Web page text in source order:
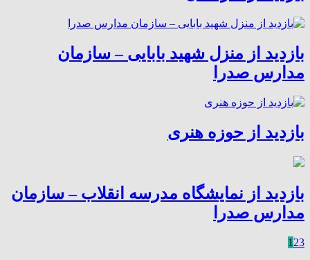
بازدید از منزل شهید بابایی – سازمان
مدارس صدرا
بازدید از حوزه هنری
بازدید از نمایشگاه مدرسه انقلاب – سازمان
مدارس صدرا
1 23